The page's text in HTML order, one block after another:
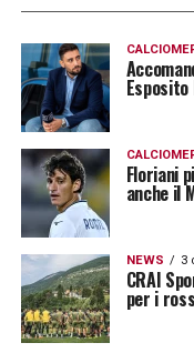
Floriani
anche il
NEWS 3
CRAI
per i